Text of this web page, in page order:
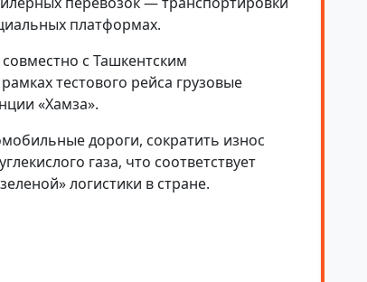
платформах.
с Ташкентским
тестового рейса грузовые
«Хамза».
дороги, сократить износ
газа, что соответствует
логистики в стране.